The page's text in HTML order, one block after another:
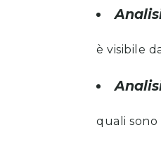
è visibile
quali sono